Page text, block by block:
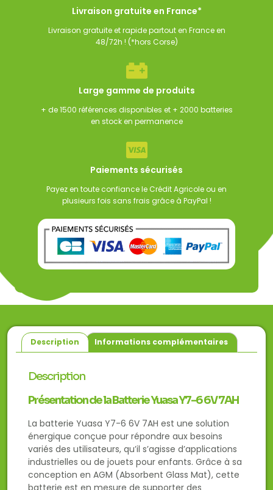
Livraison gratuite en France*
Livraison gratuite et rapide partout en France en
48/72h ! (*hors Corse)
Large gamme de produits
+ de 1500 références disponibles et + 2000 batteries
en stock en permanence
Paiements sécurisés
Payez en toute confiance le Crédit Agricole ou en
plusieurs fois sans frais grâce à PayPal !
Description Informations complémentaires
Description
Présentation de la Batterie Yuasa Y7-6 6V 7AH
La batterie Yuasa Y7-6 6V 7AH est une solution
énergique conçue pour répondre aux besoins
variés des utilisateurs, qu’il s’agisse d’applications
industrielles ou de jouets pour enfants. Grâce à sa
conception en AGM (Absorbent Glass Mat), cette
batterie est en mesure de supporter des